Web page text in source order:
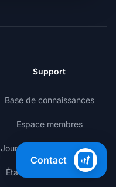
Support
Base de connaissances
Espace membres
Journal des modifications
État des performances
Contact